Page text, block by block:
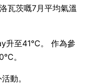
瓦茨嘅7月平均氣溫
升至41°C。 作為參
。
動。